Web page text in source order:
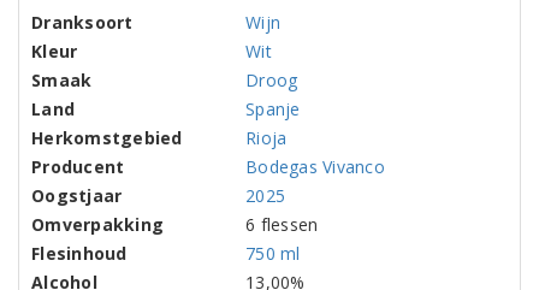
Dranksoort
Wijn
Kleur
Wit
Smaak
Droog
Land
Spanje
Herkomstgebied
Rioja
Producent
Bodegas Vivanco
Oogstjaar
2025
Omverpakking
6 flessen
Flesinhoud
750 ml
Alcohol
13,00%